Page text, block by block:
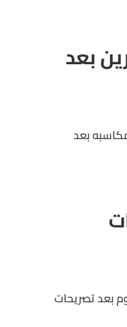
بعد
بعد
بعد تصريحات